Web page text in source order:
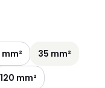
35 mm²
120 mm²